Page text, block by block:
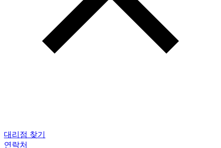
대리점 찾기
연락처